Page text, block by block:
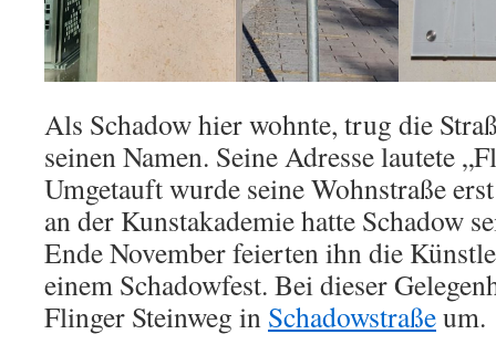
Als Schadow hier wohnte, trug die
seinen Namen. Seine Adresse lautete
Umgetauft wurde seine Wohnstraße
an der Kunstakademie hatte Schadow
Ende November feierten ihn die
einem Schadowfest. Bei dieser
Flinger Steinweg in Schadowstraßeum.